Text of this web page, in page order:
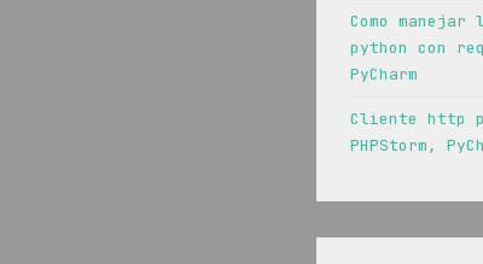
Como manejar
python con
PyCharm
Cliente http
PHPStorm,